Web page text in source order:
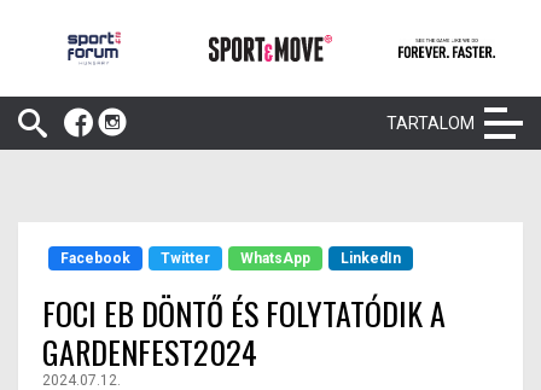
TARTALOM
Facebook Twitter WhatsApp LinkedIn
FOCI EB DÖNTŐ ÉS FOLYTATÓDIK A
GARDENFEST2024
2024.07.12.